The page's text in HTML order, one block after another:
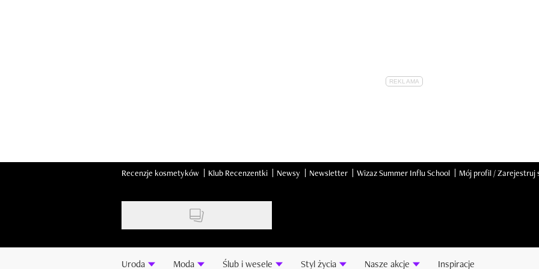
Recenzje kosmetyków Klub Recenzentki Newsy Newsletter Wizaz Summer Influ School Mój profil / Zarejestruj
Uroda Moda Ślub i wesele Styl życia Nasze akcje Inspiracje